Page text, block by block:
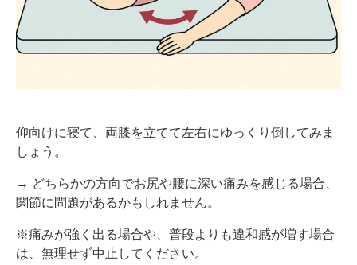
仰向けに寝て、両膝を立てて左右にゆっくり倒してみま
しょう。
→ どちらかの方向でお尻や腰に深い痛みを感じる場合、
関節に問題があるかもしれません。
※痛みが強く出る場合や、普段よりも違和感が増す場合
は、無理せず中止してください。